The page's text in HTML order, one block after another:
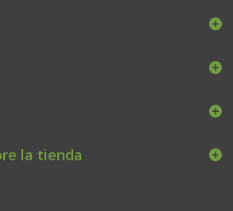
la tienda